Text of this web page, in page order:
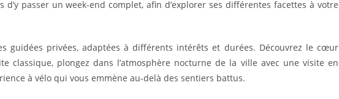
passer un week-end complet, afin d’explorer ses différentes facettes à votre
guidées privées, adaptées à différents intérêts et durées. Découvrez le cœur
classique, plongez dans l’atmosphère nocturne de la ville avec une visite en
à vélo qui vous emmène au-delà des sentiers battus.